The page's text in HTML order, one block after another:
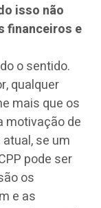
isso não
financeiros e
o sentido.
qualquer
mais que os
motivação de
se um
pode ser
os
e as